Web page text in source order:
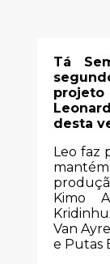
Tá
desta
Leo faz
Kimo
Van
e Putas